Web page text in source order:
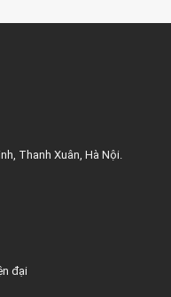
Thanh Xuân, Hà Nội.
đại